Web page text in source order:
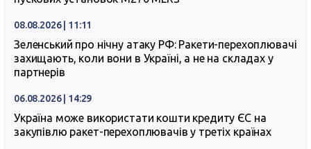
08.08.2026 | 11:11
Зеленський про нічну атаку РФ: Ракети-перехоплювачі
захищають, коли вони в Україні, а не на складах у
партнерів
06.08.2026 | 14:29
Україна може використати кошти кредиту ЄС на
закупівлю ракет-перехоплювачів у третіх країнах